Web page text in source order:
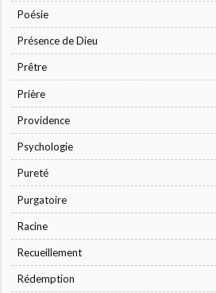
Poésie
Présence de Dieu
Prêtre
Prière
Providence
Psychologie
Pureté
Purgatoire
Racine
Recueillement
Rédemption